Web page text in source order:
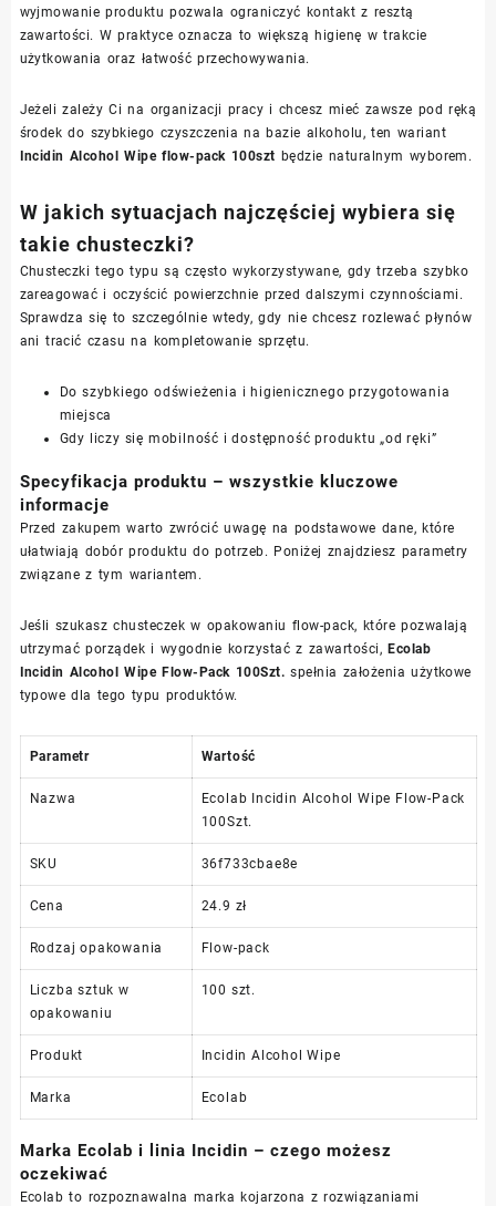
wyjmowanie produktu pozwala ograniczyć kontakt z resztą
zawartości. W praktyce oznacza to większą higienę w trakcie
użytkowania oraz łatwość przechowywania.
Jeżeli zależy Ci na organizacji pracy i chcesz mieć zawsze pod ręką
środek do szybkiego czyszczenia na bazie alkoholu, ten wariant
Incidin Alcohol Wipe flow-pack 100szt będzie naturalnym wyborem.
W jakich sytuacjach najczęściej wybiera się
takie chusteczki?
Chusteczki tego typu są często wykorzystywane, gdy trzeba szybko
zareagować i oczyścić powierzchnie przed dalszymi czynnościami.
Sprawdza się to szczególnie wtedy, gdy nie chcesz rozlewać płynów
ani tracić czasu na kompletowanie sprzętu.
Do szybkiego odświeżenia i higienicznego przygotowania
miejsca
Gdy liczy się mobilność i dostępność produktu „od ręki”
Specyfikacja produktu – wszystkie kluczowe
informacje
Przed zakupem warto zwrócić uwagę na podstawowe dane, które
ułatwiają dobór produktu do potrzeb. Poniżej znajdziesz parametry
związane z tym wariantem.
Jeśli szukasz chusteczek w opakowaniu flow-pack, które pozwalają
utrzymać porządek i wygodnie korzystać z zawartości,Ecolab
Incidin Alcohol Wipe Flow-Pack 100Szt. spełnia założenia użytkowe
typowe dla tego typu produktów.
Parametr Wartość
Nazwa
Ecolab Incidin Alcohol Wipe Flow-Pack
100Szt.
SKU 36f733cbae8e
Cena 24.9 zł
Rodzaj opakowania Flow-pack
Liczba sztuk w
opakowaniu
100 szt.
Produkt Incidin Alcohol Wipe
Marka Ecolab
Marka Ecolab i linia Incidin – czego możesz
oczekiwać
Ecolab to rozpoznawalna marka kojarzona z rozwiązaniami